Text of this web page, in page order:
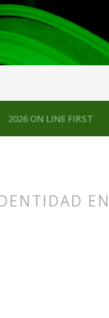
2026 ON LINE FIRST